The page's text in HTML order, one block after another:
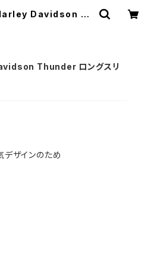
Harley Davidson Th
Thunder ロングスリ
ザインのため